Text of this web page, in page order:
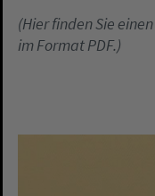
(Hier finden Sie einen
im Format PDF.)